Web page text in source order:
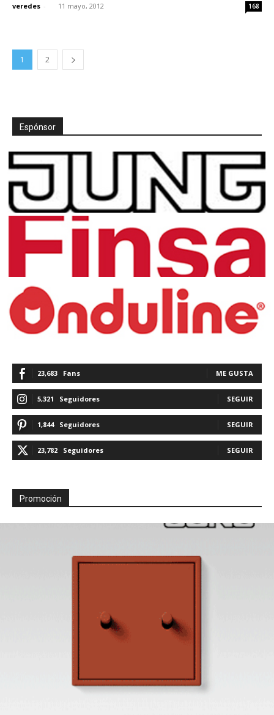
veredes - 11 mayo, 2012 168
1 2
Espónsor
23,683 Fans ME GUSTA
5,321 Seguidores SEGUIR
1,844 Seguidores SEGUIR
23,782 Seguidores SEGUIR
Promoción